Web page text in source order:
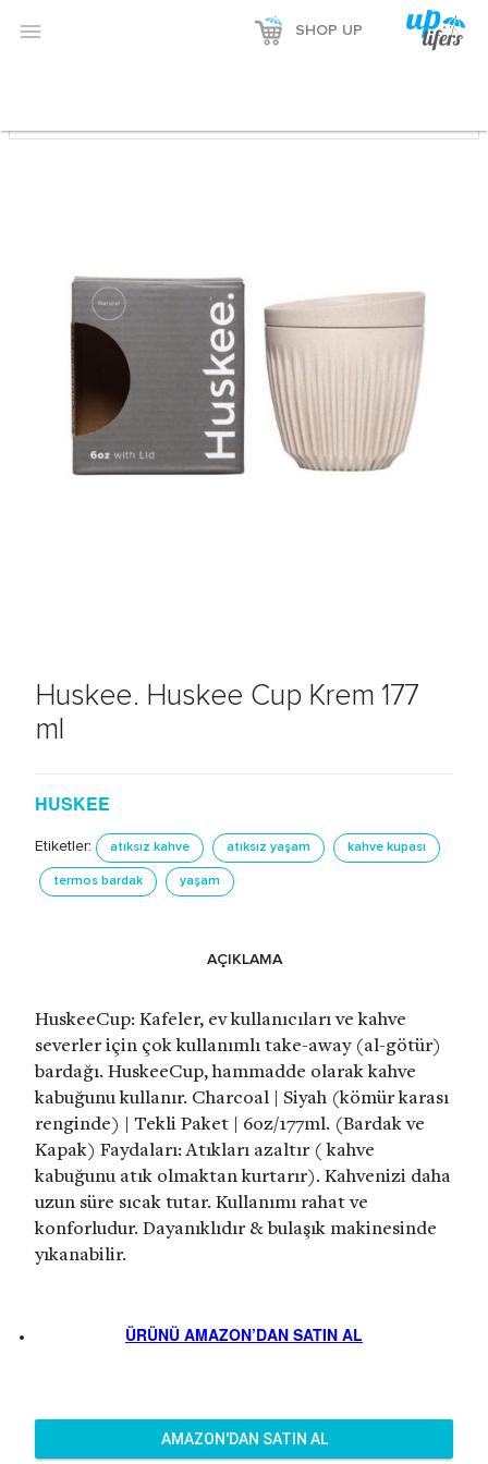
 SHOP UP
Huskee. Huskee Cup Krem 177
ml
HUSKEE
Etiketler: atıksız kahve atıksız yaşam kahve kupası
termos bardak yaşam
AÇIKLAMA
HuskeeCup: Kafeler, ev kullanıcıları ve kahve
severler için çok kullanımlı take-away (al-götür)
bardağı. HuskeeCup, hammadde olarak kahve
kabuğunu kullanır. Charcoal | Siyah (kömür karası
renginde) | Tekli Paket | 6oz/177ml. (Bardak ve
Kapak) Faydaları: Atıkları azaltır ( kahve
kabuğunu atık olmaktan kurtarır). Kahvenizi daha
uzun süre sıcak tutar. Kullanımı rahat ve
konforludur. Dayanıklıdır & bulaşık makinesinde
yıkanabilir.
ÜRÜNÜ AMAZON’DAN SATIN AL
AMAZON'DAN SATIN AL